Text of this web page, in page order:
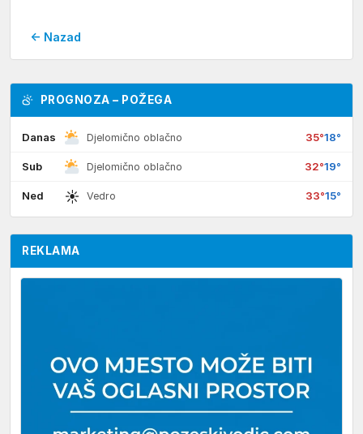
← Nazad
PROGNOZA – POŽEGA
Danas Djelomično oblačno 35°18°
Sub Djelomično oblačno 32°19°
Ned ☀ Vedro 33°15°
REKLAMA